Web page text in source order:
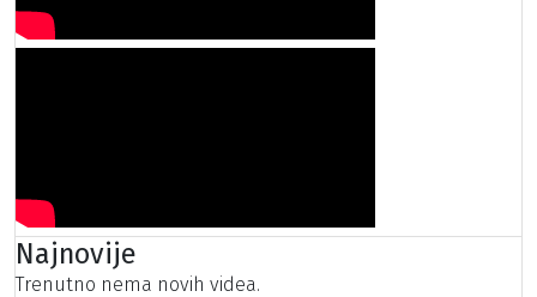
Najnovije
Trenutno nema novih videa.